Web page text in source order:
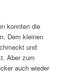
konnten die
Dem kleinen
und
Aber zum
auch wieder